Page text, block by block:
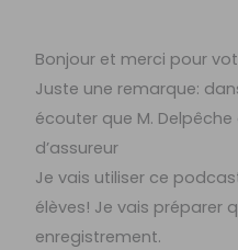
Bonjour et merci pour
Juste une remarque:
écouter que M.
d’assureur
Je vais utiliser ce
élèves! Je vais préparer
enregistrement.